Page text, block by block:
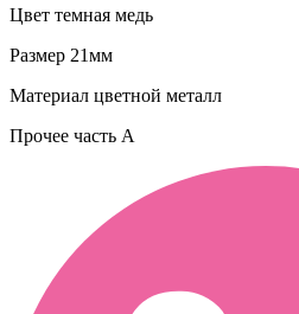
Цвет темная медь
Размер 21мм
Материал цветной металл
Прочее часть A